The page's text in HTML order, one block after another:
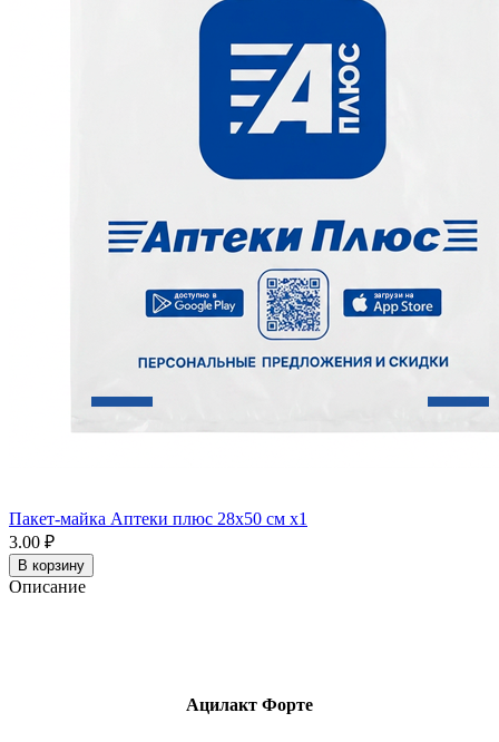
Пакет-майка Аптеки плюс 28х50 см x1
3.00 ₽
В корзину
Описание
Ацилакт Форте